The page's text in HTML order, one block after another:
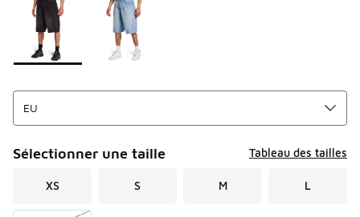
Sélectionner une taille Tableau des tailles
XS S M L